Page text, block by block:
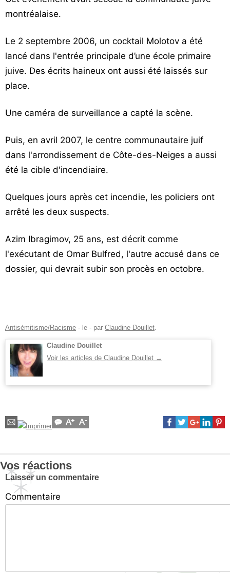
Vos
Les
bonnes
adresses
montréalaise.
Le 2 septembre 2006, un cocktail Molotov a été
lancé dans l'entrée principale d’une école primaire
juive. Des écrits haineux ont aussi été laissés sur
place.
Une caméra de surveillance a capté la scène.
Puis, en avril 2007, le centre communautaire juif
dans l'arrondissement de Côte-des-Neiges a aussi
été la cible d'incendiaire.
Quelques jours après cet incendie, les policiers ont
arrêté les deux suspects.
Azim Ibragimov, 25 ans, est décrit comme
l'exécutant de Omar Bulfred, l'autre accusé dans ce
dossier, qui devrait subir son procès en octobre.
Antisémitisme/Racisme - le - par Claudine Douillet.
Claudine Douillet
Voir les articles de Claudine Douillet →
Vos réactions
Laisser un commentaire
Commentaire